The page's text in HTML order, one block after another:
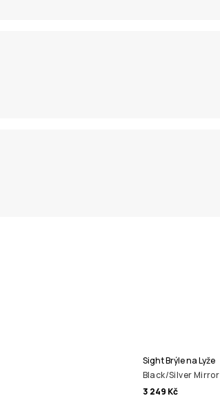
Sight Brýle na Lyže
Black/Silver Mirror
3 249 Kč